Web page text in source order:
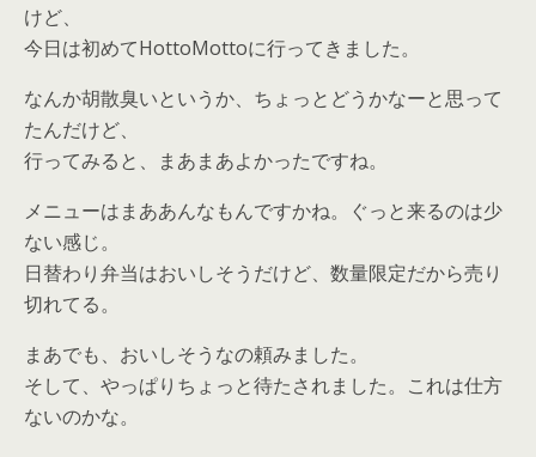
けど、
今日は初めてHottoMottoに行ってきました。
なんか胡散臭いというか、ちょっとどうかなーと思って
たんだけど、
行ってみると、まあまあよかったですね。
メニューはまああんなもんですかね。ぐっと来るのは少
ない感じ。
日替わり弁当はおいしそうだけど、数量限定だから売り
切れてる。
まあでも、おいしそうなの頼みました。
そして、やっぱりちょっと待たされました。これは仕方
ないのかな。